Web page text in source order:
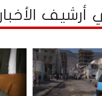
الأخبار